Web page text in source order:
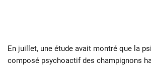
En juillet, une étude avait montré que la
composé psychoactif des champignons